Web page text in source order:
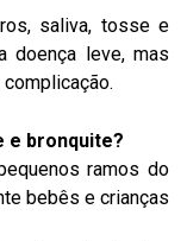
saliva, tosse e
doença leve, mas
e bronquite?
ramos do
bebês e crianças